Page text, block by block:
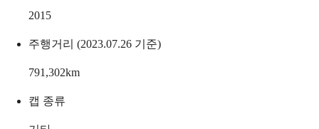
2015
주행거리 (2023.07.26 기준)
791,302km
캡 종류